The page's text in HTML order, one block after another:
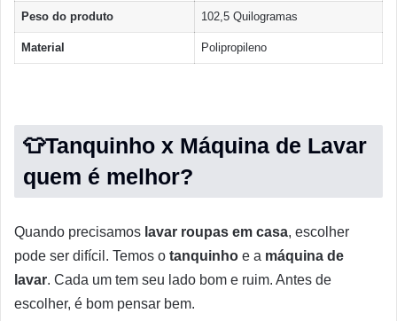
Peso do produto 102,5 Quilogramas
Material Polipropileno
👕Tanquinho x Máquina de Lavar
quem é melhor?
Quando precisamos lavar roupas em casa, escolher
pode ser difícil. Temos o tanquinho e a máquina de
lavar. Cada um tem seu lado bom e ruim. Antes de
escolher, é bom pensar bem.